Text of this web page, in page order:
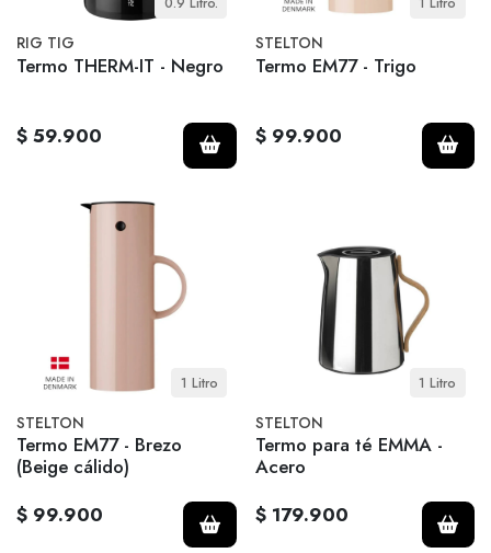
RIG TIG
Termo THERM-IT - Negro
$ 59.900
STELTON
Termo EM77 - Trigo
$ 99.900
1 Litro
STELTON
Termo EM77 - Brezo
(Beige cálido)
$ 99.900
1 Litro
STELTON
Termo para té EMMA -
Acero
$ 179.900